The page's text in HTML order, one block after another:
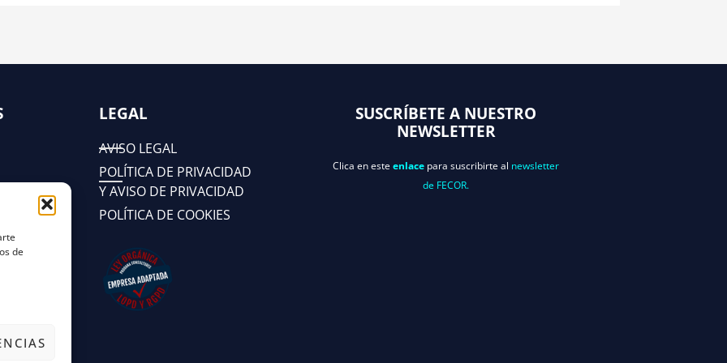
de
LEGAL
AVISO LEGAL
POLÍTICA DE PRIVACIDAD
Y AVISO DE PRIVACIDAD
POLÍTICA DE COOKIES
SUSCRÍBETE A NUESTRO
NEWSLETTER
Clica en este enlace para suscribirte al newsletter
de FECOR.